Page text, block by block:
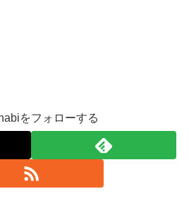
をフォローする